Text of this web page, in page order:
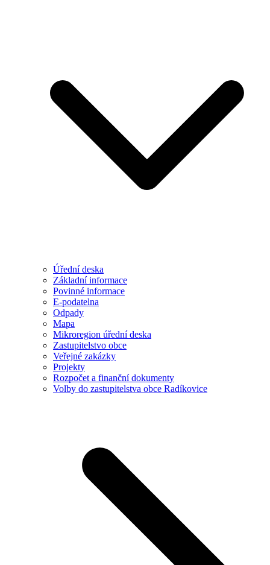
Úřední deska
Základní informace
Povinné informace
E-podatelna
Odpady
Mapa
Mikroregion úřední deska
Zastupitelstvo obce
Veřejné zakázky
Projekty
Rozpočet a finanční dokumenty
Volby do zastupitelstva obce Radíkovice